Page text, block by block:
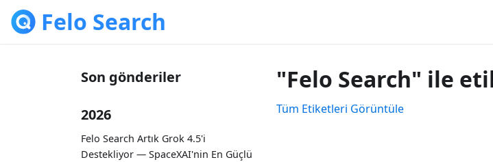
Felo Search
Son gönderiler
2026
Felo Search Artık Grok 4.5'i
Destekliyor — SpaceXAI'nin En Güçlü
"Felo Search" ile
Tüm Etiketleri Görüntüle